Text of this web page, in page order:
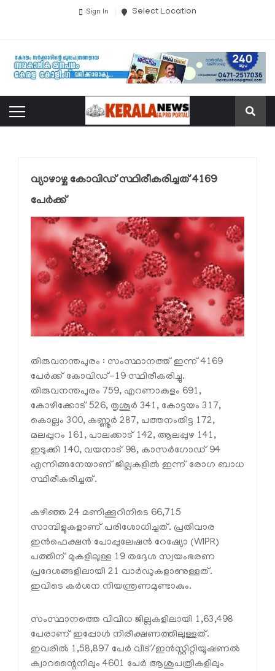
Sign In Select Location
വ്യാഴാഴ്ച കോവിഡ് സ്ഥിരീകരിച്ചത് 4169
പേർക്ക്
തിരുവനന്തപുരം : സംസ്ഥാനത്ത് ഇന്ന് 4169
പേര്‍ക്ക് കോവിഡ്-19 സ്ഥിരീകരിച്ചു.
തിരുവനന്തപുരം 759, എറണാകുളം 691,
കോഴിക്കോട് 526, തൃശൂര്‍ 341, കോട്ടയം 317,
കൊല്ലം 300, കണ്ണൂര്‍ 287, പത്തനംതിട്ട 172,
മലപ്പുറം 161, പാലക്കാട് 142, ആലപ്പുഴ 141,
ഇടുക്കി 140, വയനാട് 98, കാസര്‍ഗോഡ് 94
എന്നിങ്ങനേയാണ് ജില്ലകളില്‍ ഇന്ന് രോഗ ബാധ
സ്ഥിരീകരിച്ചത്.
കഴിഞ്ഞ 24 മണിക്കൂറിനിടെ 66,715
സാമ്പിളുകളാണ് പരിശോധിച്ചത്. പ്രതിവാര
ഇന്‍ഫെക്ഷന്‍ പോപ്പുലേഷന്‍ റേഷ്യോ (WIPR)
പത്തിന് മുകളിലുള്ള 19 തദ്ദേശ സ്വയംഭരണ
പ്രദേശങ്ങളിലായി 21 വാര്‍ഡുകളാണുള്ളത്.
ഇവിടെ കര്‍ശന നിയന്ത്രണമുണ്ടാകും.
സംസ്ഥാനത്തെ വിവിധ ജില്ലകളിലായി 1,63,498
പേരാണ് ഇപ്പോള്‍ നിരീക്ഷണത്തിലുള്ളത്.
ഇവരില്‍ 1,58,897 പേര്‍ വീട്/ഇന്‍സ്റ്റിറ്റിയൂഷണല്‍
ക്വാറന്റൈനിലും 4601 പേര്‍ ആശുപത്രികളിലും